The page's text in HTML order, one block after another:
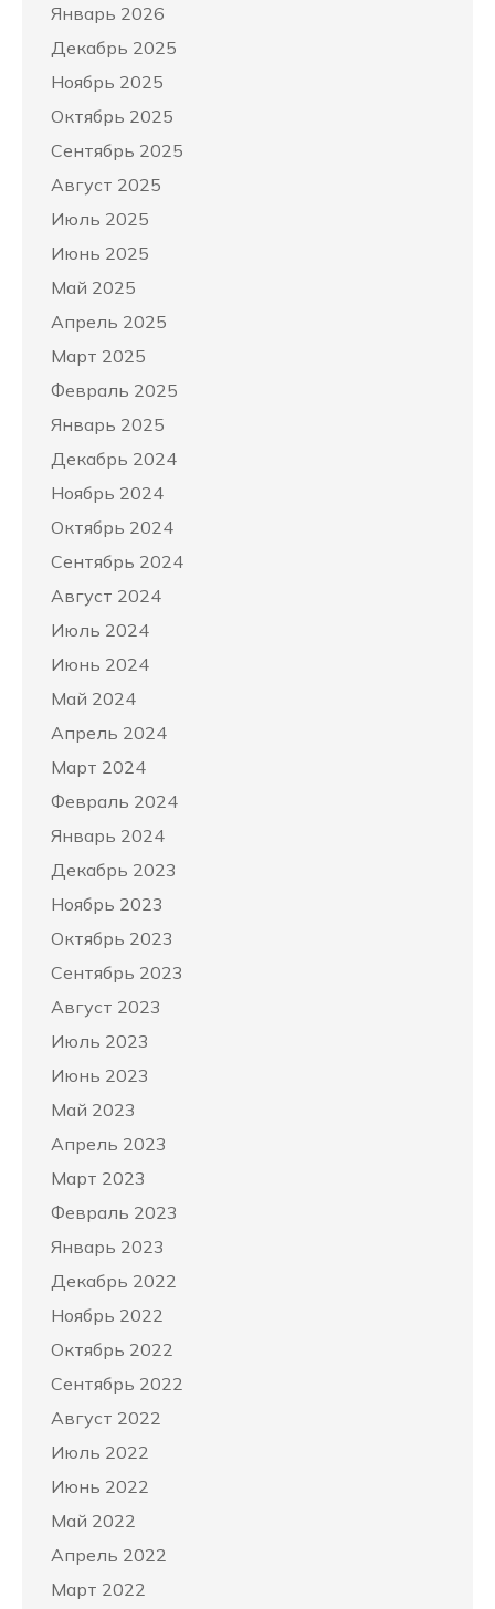
Январь 2026
Декабрь 2025
Ноябрь 2025
Октябрь 2025
Сентябрь 2025
Август 2025
Июль 2025
Июнь 2025
Май 2025
Апрель 2025
Март 2025
Февраль 2025
Январь 2025
Декабрь 2024
Ноябрь 2024
Октябрь 2024
Сентябрь 2024
Август 2024
Июль 2024
Июнь 2024
Май 2024
Апрель 2024
Март 2024
Февраль 2024
Январь 2024
Декабрь 2023
Ноябрь 2023
Октябрь 2023
Сентябрь 2023
Август 2023
Июль 2023
Июнь 2023
Май 2023
Апрель 2023
Март 2023
Февраль 2023
Январь 2023
Декабрь 2022
Ноябрь 2022
Октябрь 2022
Сентябрь 2022
Август 2022
Июль 2022
Июнь 2022
Май 2022
Апрель 2022
Март 2022